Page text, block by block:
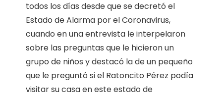
todos los días desde que se decretó el
Estado de Alarma por el Coronavirus,
cuando en una entrevista le interpelaron
sobre las preguntas que le hicieron un
grupo de niños y destacó la de un pequeño
que le preguntó si el Ratoncito Pérez podía
visitar su casa en este estado de